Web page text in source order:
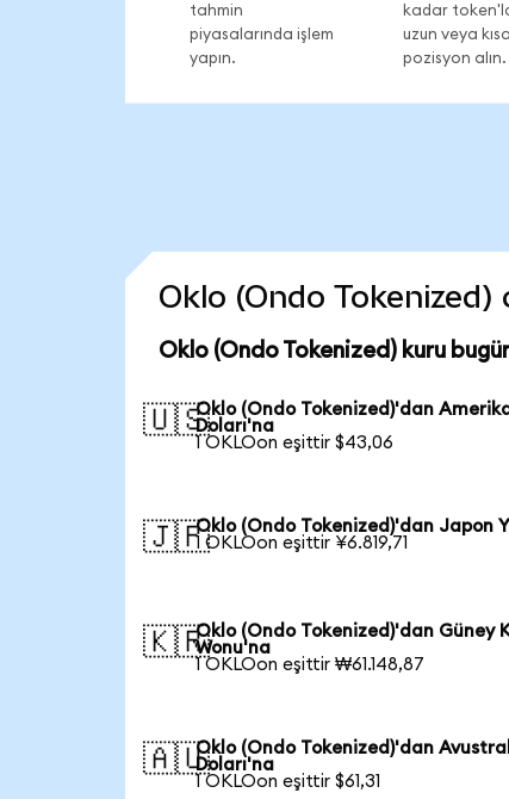
tahmin
piyasalarında işlem
yapın.
kadar
uzun veya kısa
pozisyon alın.
Oklo (Ondo
Oklo (Ondo Tokenized) kuru
🇺🇸Oklo (Ondo Tokenized)'dan
Doları'na
1 OKLOon eşittir $43,06
🇯🇵Oklo (Ondo Tokenized)'dan Japon
1 OKLOon eşittir ¥6.819,71
🇰🇷Oklo (Ondo Tokenized)'dan Güney
Wonu'na
1 OKLOon eşittir ₩61.148,87
🇦🇺Oklo (Ondo Tokenized)'dan
Doları'na
1 OKLOon eşittir $61,31